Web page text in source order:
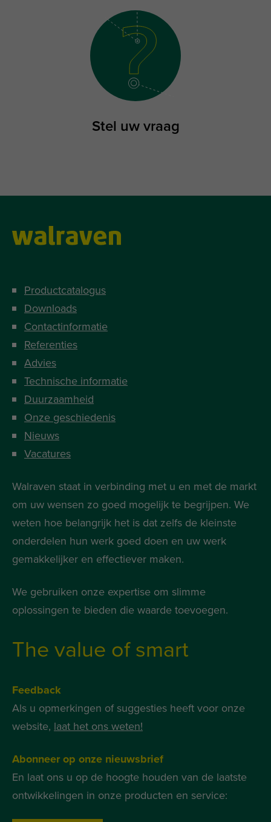
Stel uw vraag
Productcatalogus
Downloads
Contactinformatie
Referenties
Advies
Technische informatie
Duurzaamheid
Onze geschiedenis
Nieuws
Vacatures
Walraven staat in verbinding met u en met de markt
om uw wensen zo goed mogelijk te begrijpen. We
weten hoe belangrijk het is dat zelfs de kleinste
onderdelen hun werk goed doen en uw werk
gemakkelijker en effectiever maken.
We gebruiken onze expertise om slimme
oplossingen te bieden die waarde toevoegen.
The value of smart
Feedback
Als u opmerkingen of suggesties heeft voor onze
website, laat het ons weten!
Abonneer op onze nieuwsbrief
En laat ons u op de hoogte houden van de laatste
ontwikkelingen in onze producten en service: